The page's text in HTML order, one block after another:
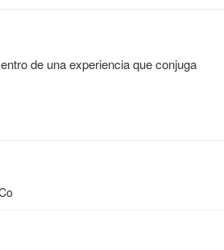
de una experiencia que conjuga